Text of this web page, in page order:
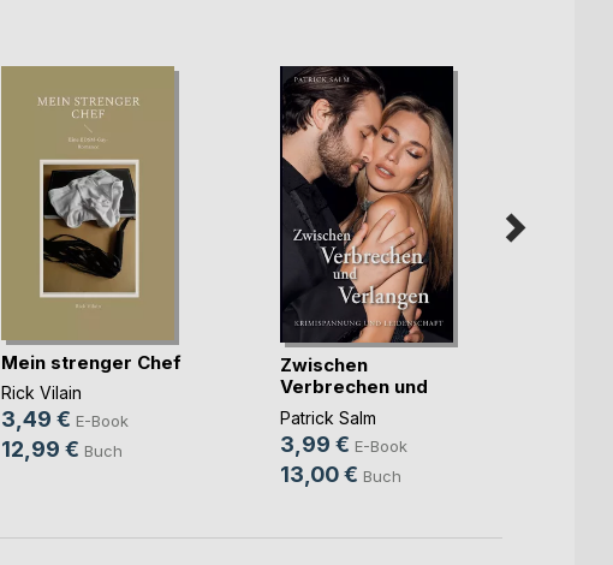
Mein strenger Chef
Rick Vilain
3,49 € E-Book
12,99 € Buch
Zwischen
Verbrechen und
Verlangen
Patrick Salm
3,99 € E-Book
13,00 € Buch